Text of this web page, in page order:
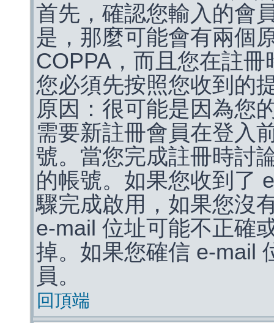
首先，確認您輸入的會
是，那麼可能會有兩個
COPPA，而且您在註
您必須先按照您收到的
原因：很可能是因為您
需要新註冊會員在登入
號。當您完成註冊時討
的帳號。如果您收到了
驟完成啟用，如果您沒
e-mail 位址可能不正確
掉。如果您確信 e-mail
員。
回頂端